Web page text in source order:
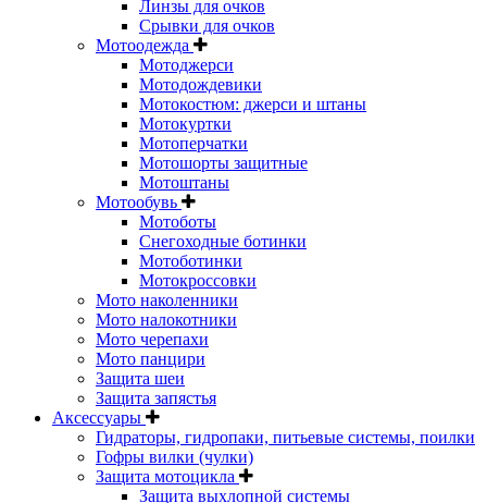
Линзы для очков
Срывки для очков
Мотоодежда
Мотоджерси
Мотодождевики
Мотокостюм: джерси и штаны
Мотокуртки
Мотоперчатки
Мотошорты защитные
Мотоштаны
Мотообувь
Мотоботы
Снегоходные ботинки
Мотоботинки
Мотокроссовки
Мото наколенники
Мото налокотники
Мото черепахи
Мото панцири
Защита шеи
Защита запястья
Аксессуары
Гидраторы, гидропаки, питьевые системы, поилки
Гофры вилки (чулки)
Защита мотоцикла
Защита выхлопной системы